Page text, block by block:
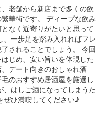
老舗から新店まで多くの飲
華街です。 ディープな飲み
なく近寄りがたいと思って
一歩足を踏み入れればフレ
されることでしょう。 今回
じめ、安い旨いを体現した
デート向きのおしゃれ酒
のおすすめ居酒屋を厳選し
、はしご酒になってしまうた
ひ満喫してください♪